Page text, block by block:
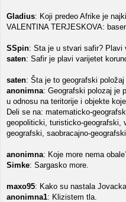
Gladius: Koji predeo Afrike je
VALENTINA TERJESKOVA:
SSpin: Sta je u stvari safir? Plavi
saten: Safir je plavi varijetet
saten: Šta je to geografski
anonimna: Geografski polozaj je
u odnosu na teritorije i objekte
Deli se na: matematicko-
geopoliticki, turisticko-geografski,
geografski, saobracajno-
anonimna: Koje more nema
Simke: Sargasko more.
maxo95: Kako su nastala
anonimna1: Klizistem tla.